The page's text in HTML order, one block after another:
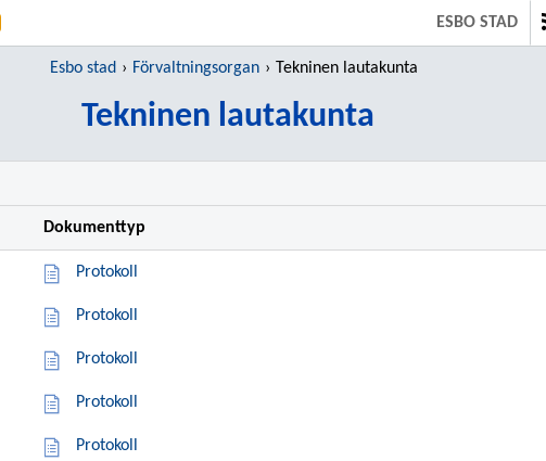
ESBO STAD
Esbo stad Förvaltningsorgan Tekninen lautakunta
Tekninen lautakunta
Dokumenttyp
Protokoll
Protokoll
Protokoll
Protokoll
Protokoll